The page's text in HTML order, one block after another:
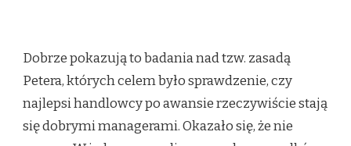
Dobrze pokazują to badania nad tzw. zasadą
Petera, których celem było sprawdzenie, czy
najlepsi handlowcy po awansie rzeczywiście stają
się dobrymi managerami. Okazało się, że nie